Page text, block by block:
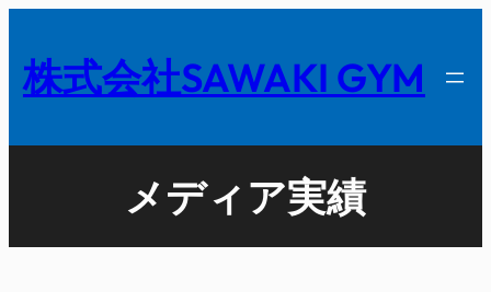
を
キ
株式会社SAWAKI GYM
メディア実績